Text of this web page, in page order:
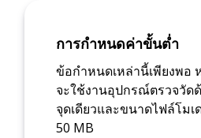
การกำหนดค่าขั้นต่ำ
ข้อกำหนดเหล่านี้เพียงพอ
จะใช้งานอุปกรณ์ตรวจวัด
จุดเดียวและขนาดไฟล์โมเ
50 MB